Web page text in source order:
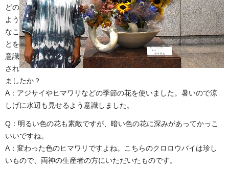
どの
よう
なこ
とを
意識
され
ましたか？
A：アジサイやヒマワリなどの季節の花を使いました。暑いので涼
しげに水辺も見せるよう意識しました。
Q：明るい色の花も素敵ですが、暗い色の花に深みがあってかっこ
いいですね。
A：変わった色のヒマワリですよね。こちらのクロロウバイは珍し
いもので、両神の生産者の方にいただいたものです。